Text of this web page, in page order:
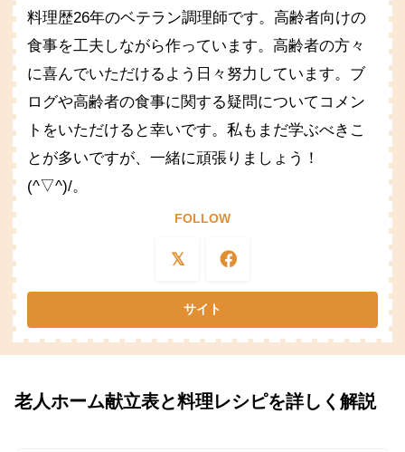
料理歴26年のベテラン調理師です。高齢者向けの
食事を工夫しながら作っています。高齢者の方々
に喜んでいただけるよう日々努力しています。ブ
ログや高齢者の食事に関する疑問についてコメン
トをいただけると幸いです。私もまだ学ぶべきこ
とが多いですが、一緒に頑張りましょう！
(^▽^)/。
FOLLOW
老人ホーム献立表と料理レシピを詳しく解説